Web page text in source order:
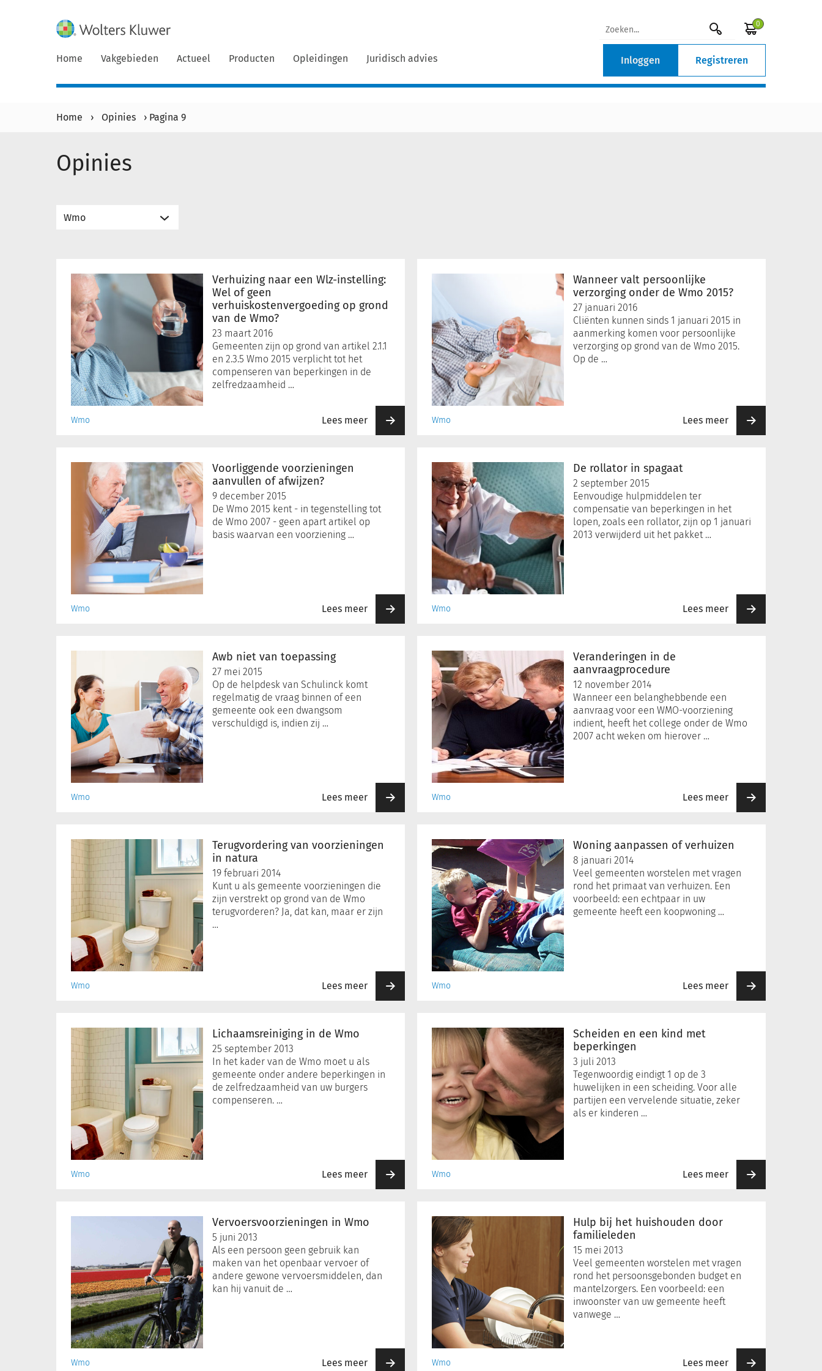
0
Home Vakgebieden Actueel Producten Opleidingen Juridisch advies Inloggen Registreren
Home › Opinies › Pagina 9
Opinies
Verhuizing naar een Wlz-instelling:
Wel of geen
verhuiskostenvergoeding op grond
van de Wmo?
23 maart 2016
Gemeenten zijn op grond van artikel 2.1.1
en 2.3.5 Wmo 2015 verplicht tot het
compenseren van beperkingen in de
zelfredzaamheid …
Wmo Lees meer
naar
een
instelling:
Wel
geen
verhuiskostenvergoeding
grond
Wanneer valt persoonlijke
verzorging onder de Wmo 2015?
27 januari 2016
Cliënten kunnen sinds 1 januari 2015 in
aanmerking komen voor persoonlijke
verzorging op grond van de Wmo 2015.
Op de …
Wmo Lees meer
onder
Wmo
2015?
Voorliggende voorzieningen
aanvullen of afwijzen?
9 december 2015
De Wmo 2015 kent - in tegenstelling tot
de Wmo 2007 - geen apart artikel op
basis waarvan een voorziening …
Wmo Lees meer
voorzieningen
aanvullen
afwijzen?
De rollator in spagaat
2 september 2015
Eenvoudige hulpmiddelen ter
compensatie van beperkingen in het
lopen, zoals een rollator, zijn op 1 januari
2013 verwijderd uit het pakket …
Wmo Lees meer
rollator
spagaat
Awb niet van toepassing
27 mei 2015
Op de helpdesk van Schulinck komt
regelmatig de vraag binnen of een
gemeente ook een dwangsom
verschuldigd is, indien zij …
Wmo Lees meer
toepassing
Veranderingen in de
aanvraagprocedure
12 november 2014
Wanneer een belanghebbende een
aanvraag voor een WMO-voorziening
indient, heeft het college onder de Wmo
2007 acht weken om hierover …
Wmo Lees meer
aanvraagprocedure
Terugvordering van voorzieningen
in natura
19 februari 2014
Kunt u als gemeente voorzieningen die
zijn verstrekt op grond van de Wmo
terugvorderen? Ja, dat kan, maar er zijn
…
Wmo Lees meer
van
voorzieningen
natura
Woning aanpassen of verhuizen
8 januari 2014
Veel gemeenten worstelen met vragen
rond het primaat van verhuizen. Een
voorbeeld: een echtpaar in uw
gemeente heeft een koopwoning …
Wmo Lees meer
aanpassen
verhuizen
Lichaamsreiniging in de Wmo
25 september 2013
In het kader van de Wmo moet u als
gemeente onder andere beperkingen in
de zelfredzaamheid van uw burgers
compenseren. …
Wmo Lees meer
Wmo
Scheiden en een kind met
beperkingen
3 juli 2013
Tegenwoordig eindigt 1 op de 3
huwelijken in een scheiding. Voor alle
partijen een vervelende situatie, zeker
als er kinderen …
Wmo Lees meer
een
kind
met
beperkingen
Vervoersvoorzieningen in Wmo
5 juni 2013
Als een persoon geen gebruik kan
maken van het openbaar vervoer of
andere gewone vervoersmiddelen, dan
kan hij vanuit de …
Wmo Lees meer
Hulp bij het huishouden door
familieleden
15 mei 2013
Veel gemeenten worstelen met vragen
rond het persoonsgebonden budget en
mantelzorgers. Een voorbeeld: een
inwoonster van uw gemeente heeft
vanwege …
Wmo Lees meer
huishouden
door
familieleden